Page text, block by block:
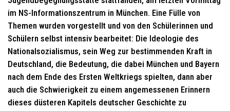
im NS-Informationszentrum in München. Eine Fülle von
Themen wurden vorgestellt und von den Schülerinnen und
Schülern selbst intensiv bearbeitet: Die Ideologie des
Nationalsozialismus, sein Weg zur bestimmenden Kraft in
Deutschland, die Bedeutung, die dabei München und Bayern
nach dem Ende des Ersten Weltkriegs spielten, dann aber
auch die Schwierigkeit zu einem angemessenen Erinnern
dieses düsteren Kapitels deutscher Geschichte zu